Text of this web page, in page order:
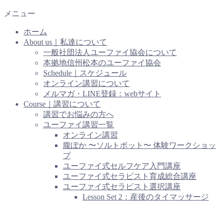
メニュー
ホーム
About us｜私達について
一般社団法人ユーファイ協会について
本拠地信州松本のユーファイ協会
Schedule｜スケジュール
オンライン講習について
メルマガ・LINE登録：webサイト
Course｜講習について
講習でお悩みの方へ
ユーファイ講習一覧
オンライン講習
腹ぽか 〜ソルトポット〜 体験ワークショッ
プ
ユーファイ式セルフケア入門講座
ユーファイ式セラピスト育成総合講座
ユーファイ式セラピスト選択講座
Lesson Set 2：産後のタイマッサージ